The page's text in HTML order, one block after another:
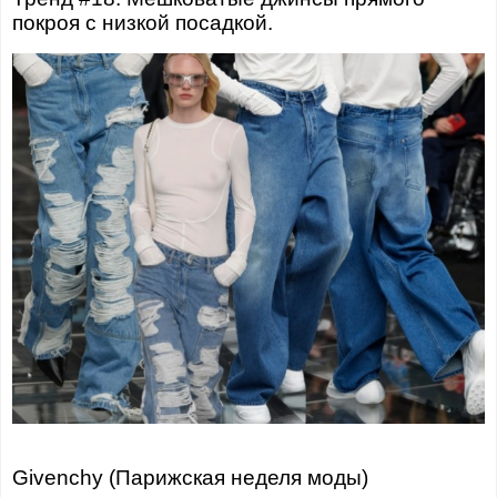
покроя с низкой посадкой.
Givenchy (Парижская неделя моды)